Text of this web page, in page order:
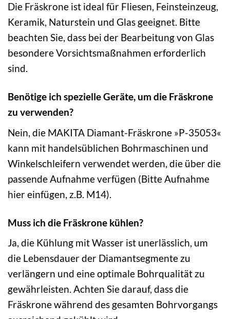
Die Fräskrone ist ideal für Fliesen, Feinsteinzeug,
Keramik, Naturstein und Glas geeignet. Bitte
beachten Sie, dass bei der Bearbeitung von Glas
besondere Vorsichtsmaßnahmen erforderlich
sind.
Benötige ich spezielle Geräte, um die Fräskrone
zu verwenden?
Nein, die MAKITA Diamant-Fräskrone »P-35053«
kann mit handelsüblichen Bohrmaschinen und
Winkelschleifern verwendet werden, die über die
passende Aufnahme verfügen (Bitte Aufnahme
hier einfügen, z.B. M14).
Muss ich die Fräskrone kühlen?
Ja, die Kühlung mit Wasser ist unerlässlich, um
die Lebensdauer der Diamantsegmente zu
verlängern und eine optimale Bohrqualität zu
gewährleisten. Achten Sie darauf, dass die
Fräskrone während des gesamten Bohrvorgangs